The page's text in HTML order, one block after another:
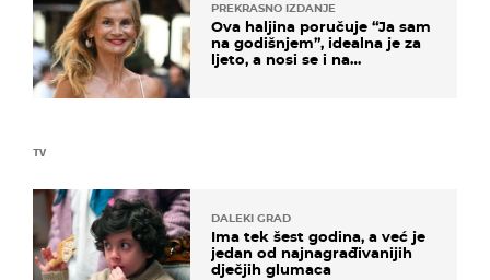
TV
DALEKI GRAD
Ima tek šest godina, a već je
jedan od najnagrađivanijih
dječjih glumaca
PREKRASNO IZDANJE
Ova haljina poručuje “Ja sam
na godišnjem”, idealna je za
ljeto, a nosi se i na